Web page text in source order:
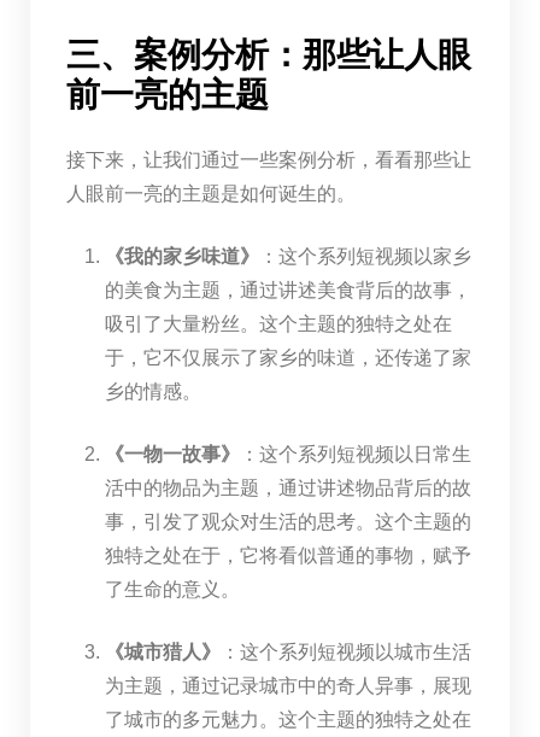
三、案例分析：那些让人眼
前一亮的主题
接下来，让我们通过一些案例分析，看看那些让
人眼前一亮的主题是如何诞生的。
《我的家乡味道》
：这个系列短视频以家乡
的美食为主题，通过讲述美食背后的故事，
吸引了大量粉丝。这个主题的独特之处在
于，它不仅展示了家乡的味道，还传递了家
乡的情感。
《一物一故事》
：这个系列短视频以日常生
活中的物品为主题，通过讲述物品背后的故
事，引发了观众对生活的思考。这个主题的
独特之处在于，它将看似普通的事物，赋予
了生命的意义。
《城市猎人》
：这个系列短视频以城市生活
为主题，通过记录城市中的奇人异事，展现
了城市的多元魅力。这个主题的独特之处在